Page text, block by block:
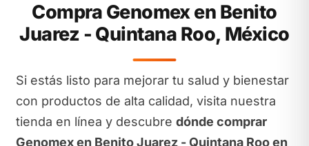
Compra Genomex en Benito
Juarez - Quintana Roo, México
Si estás listo para mejorar tu salud y bienestar
con productos de alta calidad, visita nuestra
tienda en línea y descubre dónde comprar
Genomex en Benito Juarez - Quintana Roo en